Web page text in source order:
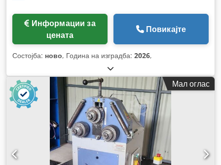
цената
Повикајте
Состојба: ново, Година на изградба: 2026,
Мал оглас